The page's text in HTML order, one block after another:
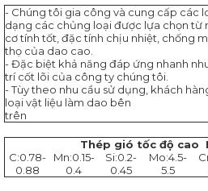
DAO
NGÀNH
BAO
BÌ
DAO
NGÀNH
NHỰA
NGÀNH
GỖ
- Chúng tôi gia công và cung cấp các
dạng các chủng loại được lựa chọn từ
cơ tính tốt, đặc tính chịu nhiệt, chống
thọ của dao cao.
- Đặc biệt khả năng đáp ứng nhanh
trí cốt lõi của công ty chúng tôi.
- Tùy theo nhu cầu sử dụng, khách
loại vật liệu làm dao bên
trên
Thép gió tốc độ cao
C:0.78-
0.88
Mn:0.15-
0.4
Si:0.2-
0.45
Mo:4.5-
5.5